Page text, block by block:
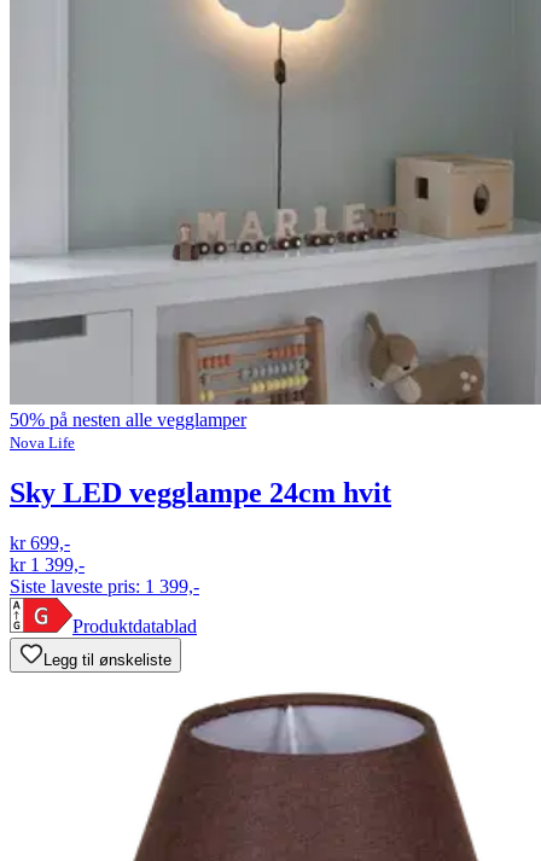
50% på nesten alle vegglamper
Nova Life
Sky LED vegglampe 24cm hvit
kr 699,-
kr 1 399,-
Siste laveste pris: 1 399,-
Produktdatablad
Legg til ønskeliste